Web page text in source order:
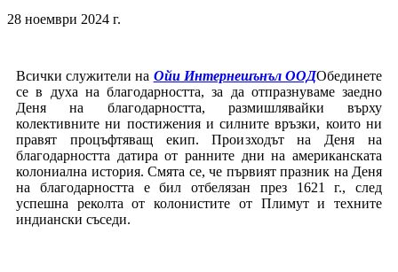
28 ноември 2024 г.
Всички служители на Ойи Интернешънъл ООДОбединете
се в духа на благодарността, за да отпразнуваме заедно
Деня на благодарността, размишлявайки върху
колективните ни постижения и силните връзки, които ни
правят процъфтяващ екип. Произходът на Деня на
благодарността датира от ранните дни на американската
колониална история. Смята се, че първият празник на Деня
на благодарността е бил отбелязан през 1621 г., след
успешна реколта от колонистите от Плимут и техните
индиански съседи.